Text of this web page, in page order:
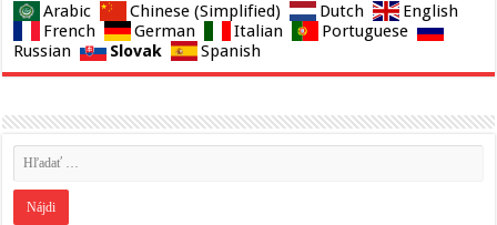
Arabic Chinese (Simplified) Dutch
English
French
German Italian
Portuguese
Russian
Slovak Spanish